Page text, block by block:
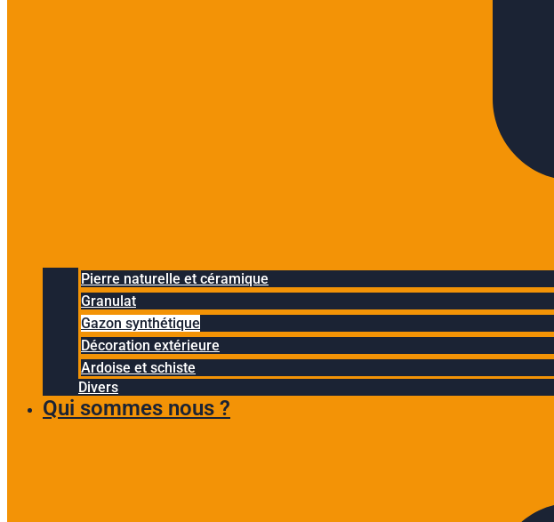
Pierre naturelle et céramique
Granulat
Gazon synthétique
Décoration extérieure
Ardoise et schiste
Divers
Qui sommes nous ?